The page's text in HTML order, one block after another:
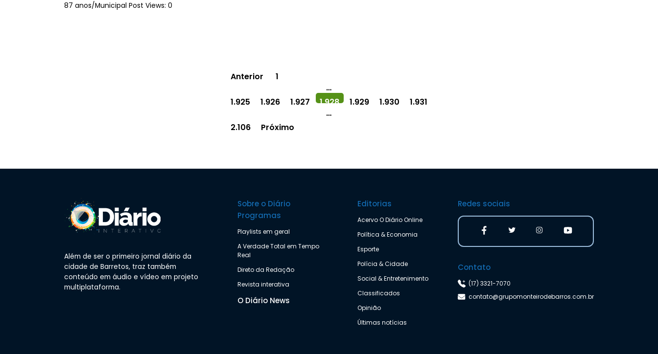
87 anos/Municipal Post Views: 0
Paginação
posts
Anterior
1
…
1.925
1.926 1.927 1.928 1.929 1.930
1.931
…
2.106
Próximo
Além de ser o primeiro jornal diário da
cidade de Barretos, traz também
conteúdo em áudio e vídeo em projeto
multiplataforma.
Sobre o Diário
Programas
Playlists em geral
A Verdade Total em Tempo
Real
Direto da Redação
Revista interativa
O Diário News
Editorias
Acervo O Diário Online
Política & Economia
Esporte
Polícia & Cidade
Social & Entretenimento
Classificados
Opinião
Últimas notícias
Redes sociais
Contato
(17) 3321-7070
contato@grupomonteirodebarros.com.br